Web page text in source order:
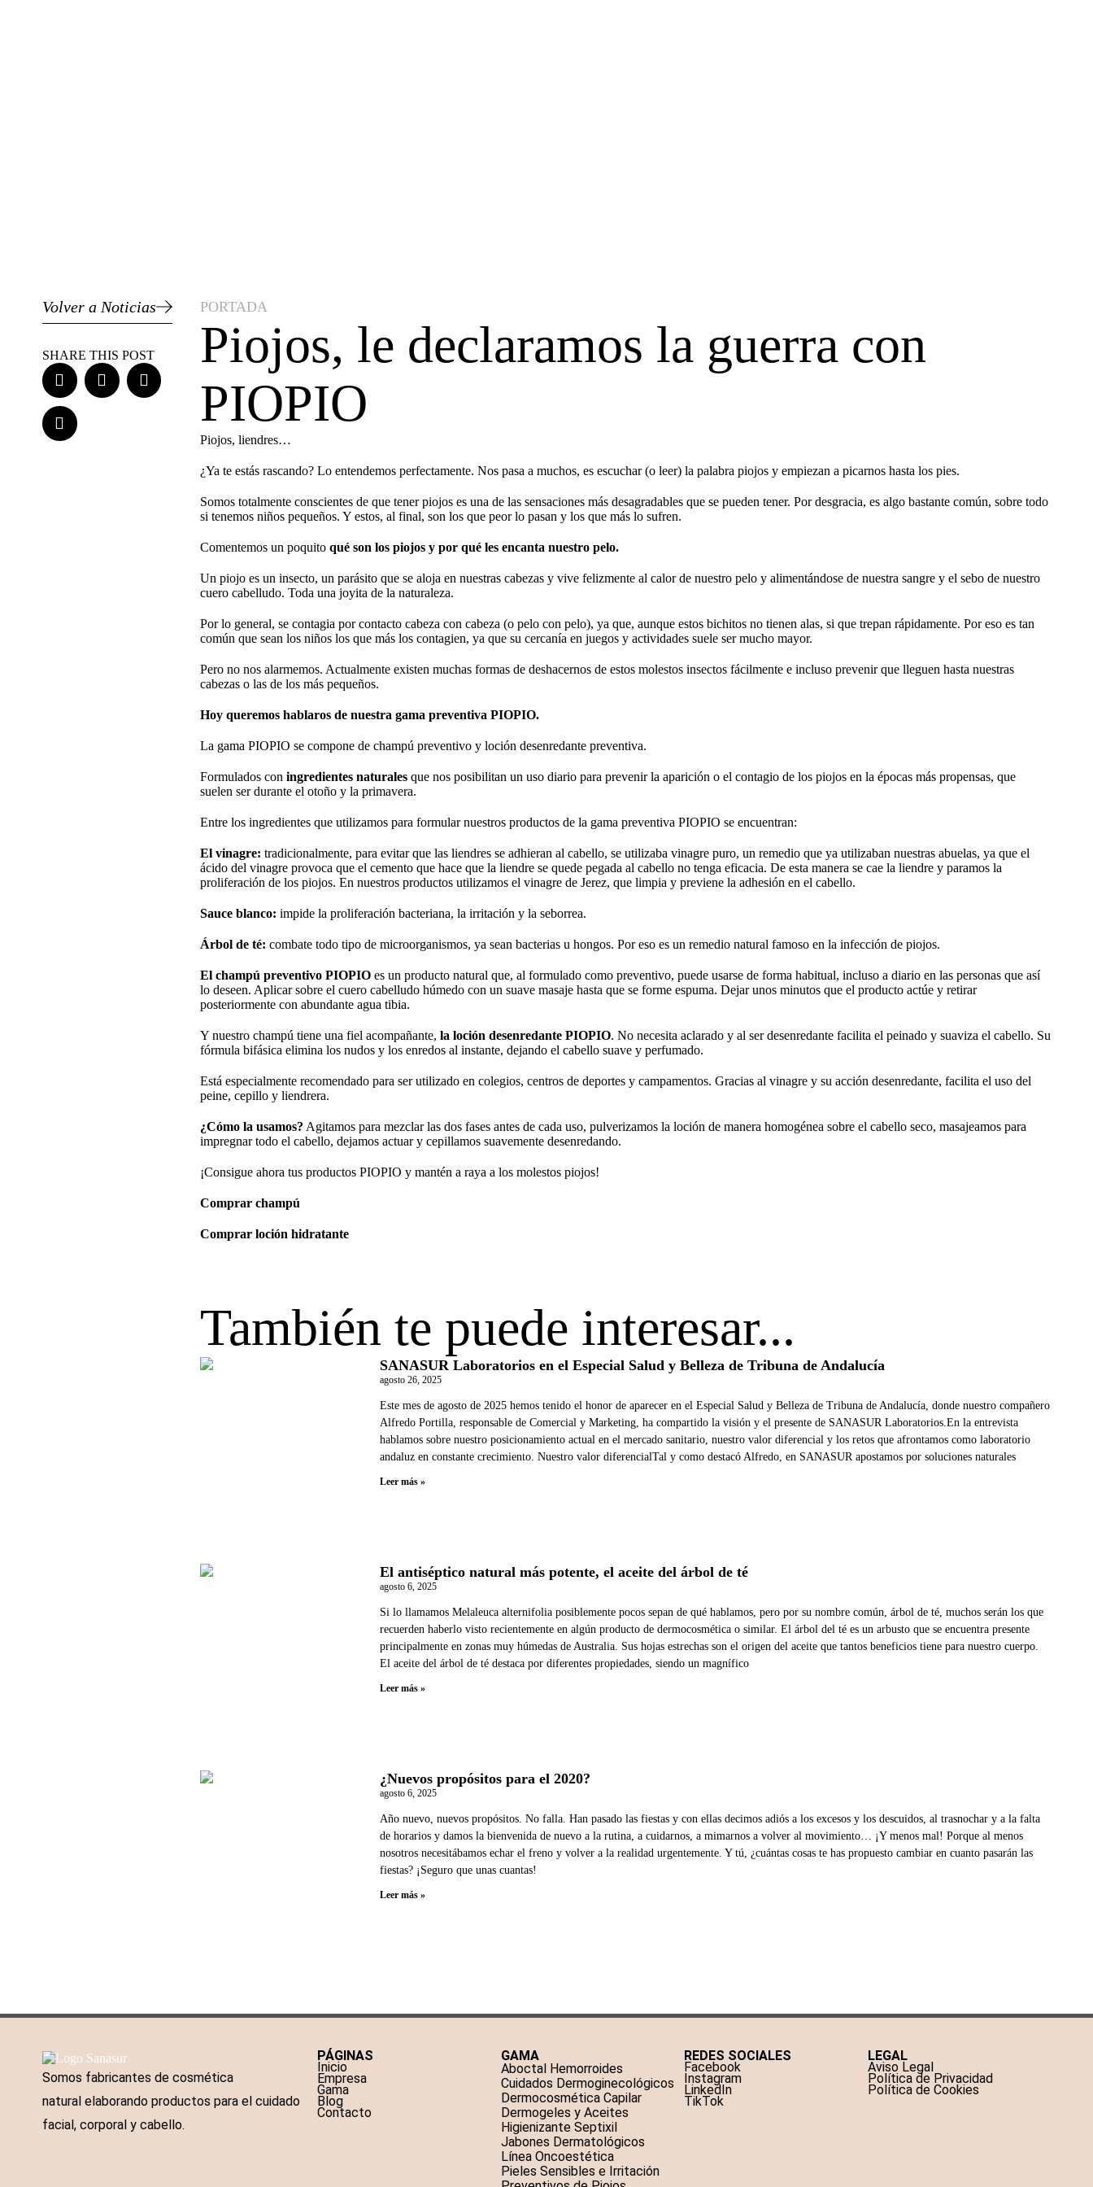
Volver a Noticias
SHARE THIS POST
PORTADA
Piojos, le declaramos la guerra con
PIOPIO
Piojos, liendres…
¿Ya te estás rascando? Lo entendemos perfectamente. Nos pasa a muchos, es escuchar (o leer) la palabra piojos y empiezan a picarnos hasta los pies.
Somos totalmente conscientes de que tener piojos es una de las sensaciones más desagradables que se pueden tener. Por desgracia, es algo bastante común, sobre todo
si tenemos niños pequeños. Y estos, al final, son los que peor lo pasan y los que más lo sufren.
Comentemos un poquitoqué son los piojos y por qué les encanta nuestro pelo.
Un piojo es un insecto, un parásito que se aloja en nuestras cabezas y vive felizmente al calor de nuestro pelo y alimentándose de nuestra sangre y el sebo de nuestro
cuero cabelludo. Toda una joyita de la naturaleza.
Por lo general, se contagia por contacto cabeza con cabeza (o pelo con pelo), ya que, aunque estos bichitos no tienen alas, si que trepan rápidamente. Por eso es tan
común que sean los niños los que más los contagien, ya que su cercanía en juegos y actividades suele ser mucho mayor.
Pero no nos alarmemos. Actualmente existen muchas formas de deshacernos de estos molestos insectos fácilmente e incluso prevenir que lleguen hasta nuestras
cabezas o las de los más pequeños.
Hoy queremos hablaros de nuestra gama preventiva PIOPIO.
La gama PIOPIO se compone dechampú preventivo yloción desenredante preventiva.
Formulados con ingredientes naturales que nos posibilitan un uso diario para prevenir la aparición o el contagio de los piojos en la épocas más propensas, que
suelen ser durante el otoño y la primavera.
Entre los ingredientes que utilizamos para formular nuestros productos de la gama preventiva PIOPIO se encuentran:
El vinagre: tradicionalmente, para evitar que las liendres se adhieran al cabello, se utilizaba vinagre puro, un remedio que ya utilizaban nuestras abuelas, ya que el
ácido del vinagre provoca que el cemento que hace que la liendre se quede pegada al cabello no tenga eficacia. De esta manera se cae la liendre y paramos la
proliferación de los piojos. En nuestros productos utilizamos el vinagre de Jerez, que limpia y previene la adhesión en el cabello.
Sauce blanco: impide la proliferación bacteriana, la irritación y la seborrea.
Árbol de té:combate todo tipo de microorganismos, ya sean bacterias u hongos. Por eso es un remedio natural famoso en la infección de piojos.
El champú preventivo PIOPIO es un producto natural que, al formulado como preventivo, puede usarse de forma habitual, incluso a diario en las personas que así
lo deseen. Aplicar sobre el cuero cabelludo húmedo con un suave masaje hasta que se forme espuma. Dejar unos minutos que el producto actúe y retirar
posteriormente con abundante agua tibia.
Ynuestro champú tiene una fiel acompañante,la loción desenredante PIOPIO. No necesita aclarado y al ser desenredante facilita el peinado y suaviza el cabello. Su
fórmula bifásica elimina los nudos y los enredos al instante, dejando el cabello suave y perfumado.
Está especialmente recomendado para ser utilizado en colegios, centros de deportes y campamentos. Gracias al vinagre y su acción desenredante, facilita el uso del
peine, cepillo y liendrera.
¿Cómo la usamos? Agitamos para mezclar las dos fases antes de cada uso, pulverizamos la loción de manera homogénea sobre el cabello seco, masajeamos para
impregnar todo el cabello, dejamos actuar y cepillamos suavemente desenredando.
¡Consigue ahora tus productos PIOPIO y mantén a raya a los molestos piojos!
Comprar champú
Comprar loción hidratante
También te puede interesar...
SANASUR Laboratorios en el Especial Salud y Belleza de Tribuna de Andalucía
agosto 26, 2025
Este mes de agosto de 2025 hemos tenido el honor de aparecer en el Especial Salud y Belleza de Tribuna de Andalucía, donde nuestro compañero
Alfredo Portilla, responsable de Comercial y Marketing, ha compartido la visión y el presente de SANASUR Laboratorios.En la entrevista
hablamos sobre nuestro posicionamiento actual en el mercado sanitario, nuestro valor diferencial y los retos que afrontamos como laboratorio
andaluz en constante crecimiento. Nuestro valor diferencialTal y como destacó Alfredo, en SANASUR apostamos por soluciones naturales
Leer más »
El antiséptico natural más potente, el aceite del árbol de té
agosto 6, 2025
Si lo llamamos Melaleuca alternifolia posiblemente pocos sepan de qué hablamos, pero por su nombre común, árbol de té, muchos serán los que
recuerden haberlo visto recientemente en algún producto de dermocosmética o similar. El árbol del té es un arbusto que se encuentra presente
principalmente en zonas muy húmedas de Australia. Sus hojas estrechas son el origen del aceite que tantos beneficios tiene para nuestro cuerpo.
El aceite del árbol de té destaca por diferentes propiedades, siendo un magnífico
Leer más »
¿Nuevos propósitos para el 2020?
agosto 6, 2025
Año nuevo, nuevos propósitos. No falla. Han pasado las fiestas y con ellas decimos adiós a los excesos y los descuidos, al trasnochar y a la falta
de horarios y damos la bienvenida de nuevo a la rutina, a cuidarnos, a mimarnos a volver al movimiento… ¡Y menos mal! Porque al menos
nosotros necesitábamos echar el freno y volver a la realidad urgentemente. Y tú, ¿cuántas cosas te has propuesto cambiar en cuanto pasarán las
fiestas? ¡Seguro que unas cuantas!
Leer más »
Somos fabricantes de cosmética
natural elaborando productos para el cuidado
facial, corporal y cabello.
PÁGINAS
Inicio
Empresa
Gama
Blog
Contacto
GAMA
Aboctal Hemorroides
Cuidados Dermoginecológicos
Dermocosmética Capilar
Dermogeles y Aceites
Higienizante Septixil
Jabones Dermatológicos
Línea Oncoestética
Pieles Sensibles e Irritación
REDES SOCIALES
Facebook
Instagram
LinkedIn
TikTok
LEGAL
Aviso Legal
Política de Privacidad
Política de Cookies